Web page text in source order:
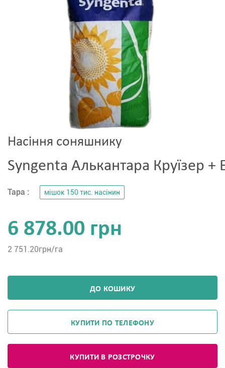
Насіння соняшнику
Syngenta Алькантара Круїзер
Тара : мішок 150 тис. насінин
6 878.00 грн
2 751.20грн/га
ДО КОШИКУ
КУПИТИ ПО ТЕЛЕФОНУ
КУПИТИ В РОЗСТРОЧКУ